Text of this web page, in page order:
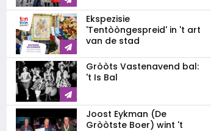
Ekspezisie
'Tentòòngespreid' in 't art
van de stad
Gròòts Vastenavend bal:
't Is Bal
Joost Eykman (De
Gròòtste Boer) wint 't